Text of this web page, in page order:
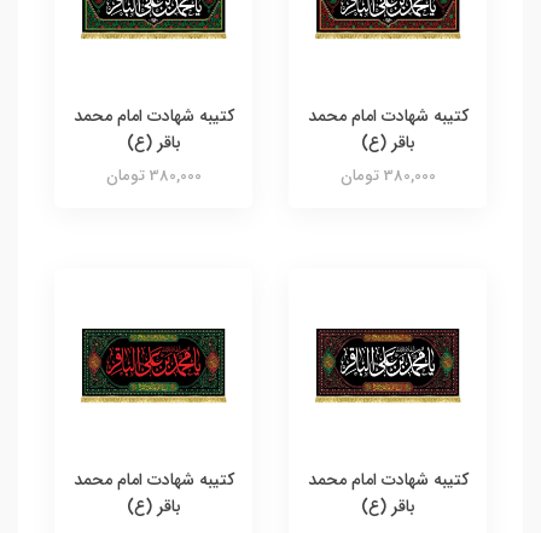
کتیبه شهادت امام محمد
باقر (ع)
380,000 تومان
کتیبه شهادت امام محمد
باقر (ع)
380,000 تومان
کتیبه شهادت امام محمد
باقر (ع)
کتیبه شهادت امام محمد
باقر (ع)